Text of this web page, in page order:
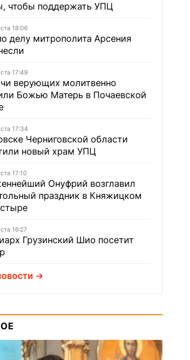
чтобы поддержать УПЦ
18:06
делу митрополита Арсения
17:49
верующих молитвенно
Божью Матерь в Почаевской
17:34
Черниговской области
новый храм УПЦ
17:10
Онуфрий возглавил
праздник в Княжицком
16:27
Грузинский Шио посетит